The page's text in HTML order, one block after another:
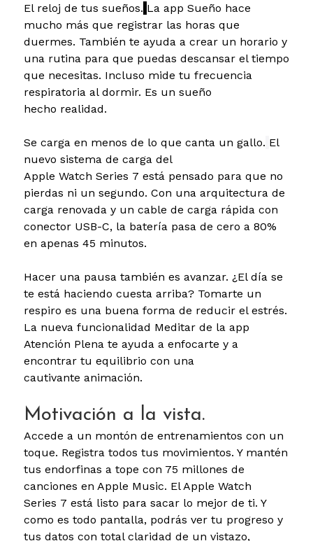
El reloj de tus sueños. La app Sueño hace
mucho más que registrar las horas que
duermes. También te ayuda a crear un horario y
una rutina para que puedas descansar el tiempo
que necesitas. Incluso mide tu frecuencia
respiratoria al dormir. Es un sueño
hecho realidad.
Se carga en menos de lo que canta un gallo. El
nuevo sistema de carga del
Apple Watch Series 7 está pensado para que no
pierdas ni un segundo. Con una arquitectura de
carga renovada y un cable de carga rápida con
conector USB-C, la batería pasa de cero a 80%
en apenas 45 minutos.
Hacer una pausa también es avanzar. ¿El día se
te está haciendo cuesta arriba? Tomarte un
respiro es una buena forma de reducir el estrés.
La nueva funcionalidad Meditar de la app
Atención Plena te ayuda a enfocarte y a
encontrar tu equilibrio con una
cautivante animación.
Motivación a la vista.
Accede a un montón de entrenamientos con un
toque. Registra todos tus movimientos. Y mantén
tus endorfinas a tope con 75 millones de
canciones en Apple Music. El Apple Watch
Series 7 está listo para sacar lo mejor de ti. Y
como es todo pantalla, podrás ver tu progreso y
tus datos con total claridad de un vistazo,